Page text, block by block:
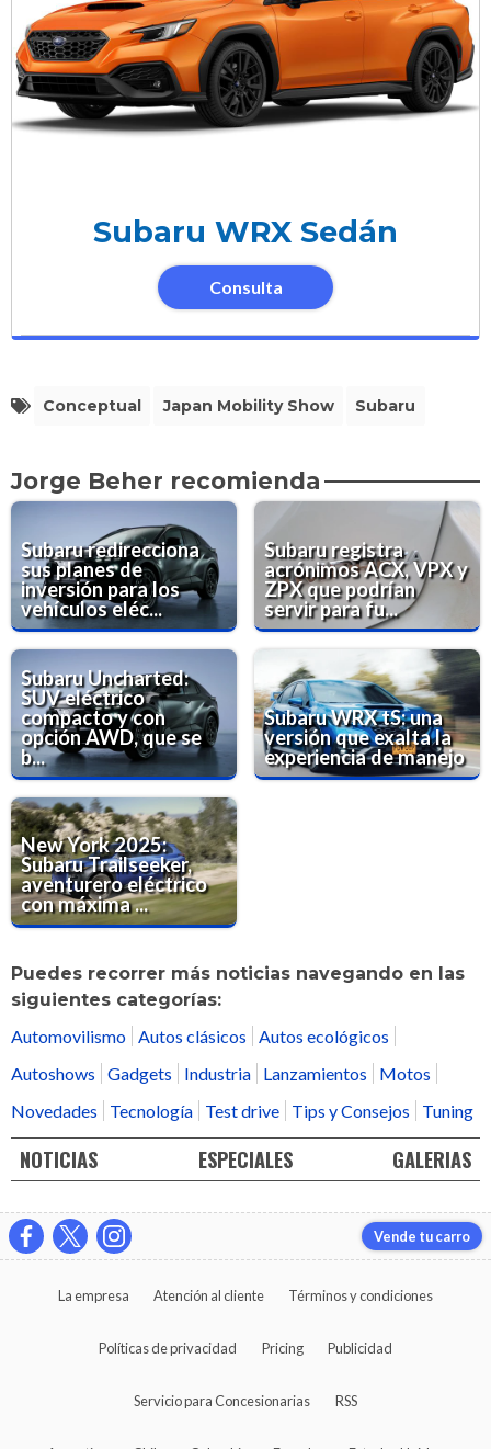
Subaru WRX Sedán
Consulta
Conceptual Japan Mobility Show Subaru
Jorge Beher recomienda
Subaru redirecciona
sus planes de
inversión para los
vehículos eléc...
Subaru registra
acrónimos ACX, VPX y
ZPX que podrían
servir para fu...
Subaru Uncharted:
SUV eléctrico
compacto y con
opción AWD, que se
b...
Subaru WRX tS: una
versión que exalta la
experiencia de manejo
New York 2025:
Subaru Trailseeker,
aventurero eléctrico
con máxima ...
Puedes recorrer más noticias navegando en las
siguientes categorías:
Automovilismo
Autos clásicos
Autos ecológicos
Autoshows
Gadgets Industria Lanzamientos
Motos
Novedades
Tecnología Test drive Tips y Consejos Tuning
NOTICIAS ESPECIALES GALERIAS
Vende tu carro
La empresa Atención al cliente Términos y condiciones
Políticas de privacidad Pricing Publicidad
Servicio para Concesionarias RSS